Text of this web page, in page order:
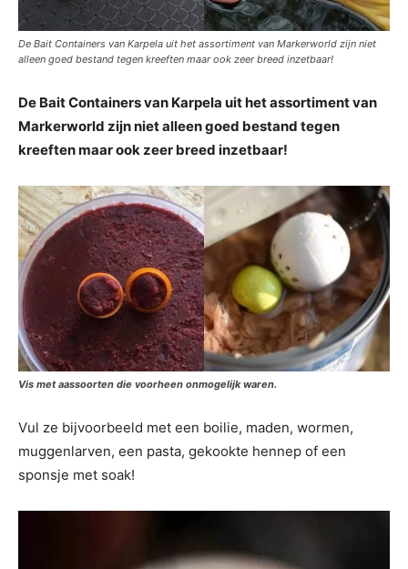
De Bait Containers van Karpela uit het assortiment van Markerworld zijn niet
alleen goed bestand tegen kreeften maar ook zeer breed inzetbaar!
De Bait Containers van Karpela uit het assortiment van
Markerworld zijn niet alleen goed bestand tegen
kreeften maar ook zeer breed inzetbaar!
Vis met aassoorten die voorheen onmogelijk waren.
Vul ze bijvoorbeeld met een boilie, maden, wormen,
muggenlarven, een pasta, gekookte hennep of een
sponsje met soak!